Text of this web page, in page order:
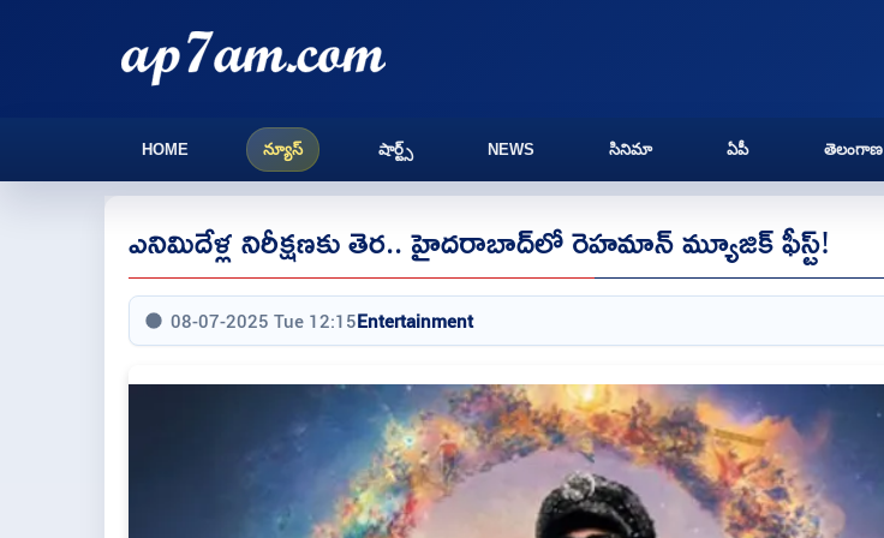
HOME న్యూస్ షార్ట్స్ NEWS సినిమా ఏపీ తెలంగాణ
ఎనిమిదేళ్ల నిరీక్షణకు తెర.. హైదరాబాద్‌లో రెహమాన్ మ్యూజిక్ ఫీస్ట్!
08-07-2025 Tue 12:15Entertainment